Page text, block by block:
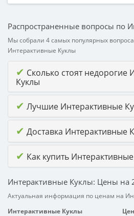
Распространенные вопросы по
Мы собрали 4 самых популярных
Интерактивные Куклы
✔ Сколько стоят недорогие
Куклы
✔ Лучшие Интерактивные
✔ Доставка Интерактивные
✔ Как купить
Интерактивные Куклы: Цены на
Актуальная информация по ценам на
Интерактивные Куклы